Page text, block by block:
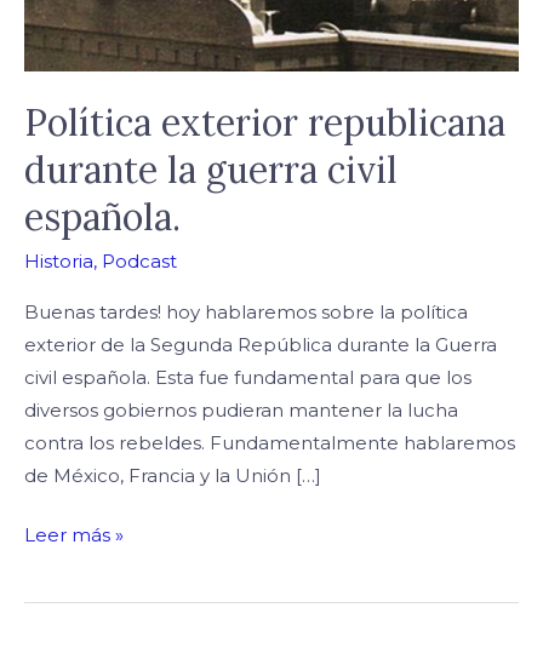
Política exterior republicana
durante la guerra civil
española.
Historia, Podcast
Buenas tardes! hoy hablaremos sobre la política
exterior de la Segunda República durante la Guerra
civil española. Esta fue fundamental para que los
diversos gobiernos pudieran mantener la lucha
contra los rebeldes. Fundamentalmente hablaremos
de México, Francia y la Unión […]
Leer más »